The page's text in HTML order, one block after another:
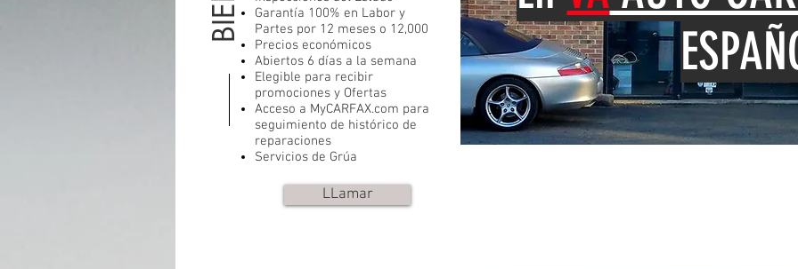
Garantía 100% en Labor y
Partes por 12 meses o 12,000
Precios económicos
Abiertos 6 días a la semana
Elegible para recibir
promociones y Ofertas
Acceso a MyCARFAX.com​ para
seguimiento de histórico de
reparaciones
Servicios de Grúa
LLamar